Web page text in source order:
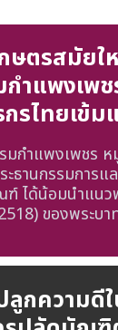
กษตรสมัย
ำแพงเพ
รไทยเข้ม
มกำแพงเพชร
ธานกรรมการแ
ฑ์ ได้น้อมนำแนว
ของพระบา
กความดี